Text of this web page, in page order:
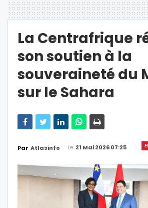
La Centrafrique
son soutien à la
souveraineté du
sur le Sahara
Par Atlasinfo Le 21 Mai 2026 07:25